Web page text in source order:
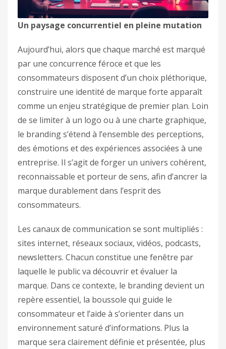
Un paysage concurrentiel en pleine mutation
Aujourd’hui, alors que chaque marché est marqué
par une concurrence féroce et que les
consommateurs disposent d’un choix pléthorique,
construire une identité de marque forte apparaît
comme un enjeu stratégique de premier plan. Loin
de se limiter à un logo ou à une charte graphique,
le branding s’étend à l’ensemble des perceptions,
des émotions et des expériences associées à une
entreprise. Il s’agit de forger un univers cohérent,
reconnaissable et porteur de sens, afin d’ancrer la
marque durablement dans l’esprit des
consommateurs.
Les canaux de communication se sont multipliés :
sites internet, réseaux sociaux, vidéos, podcasts,
newsletters. Chacun constitue une fenêtre par
laquelle le public va découvrir et évaluer la
marque. Dans ce contexte, le branding devient un
repère essentiel, la boussole qui guide le
consommateur et l’aide à s’orienter dans un
environnement saturé d’informations. Plus la
marque sera clairement définie et présentée, plus